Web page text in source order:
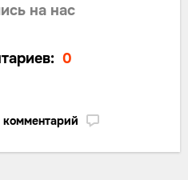
на нас
0
комментарий